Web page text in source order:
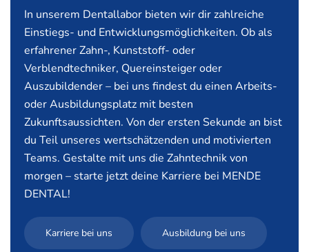
In unserem Dentallabor bieten wir dir zahlreiche
Einstiegs- und Entwicklungsmöglichkeiten. Ob als
erfahrener Zahn-, Kunststoff- oder
Verblendtechniker, Quereinsteiger oder
Auszubildender – bei uns findest du einen Arbeits-
oder Ausbildungsplatz mit besten
Zukunftsaussichten. Von der ersten Sekunde an bist
du Teil unseres wertschätzenden und motivierten
Teams. Gestalte mit uns die Zahntechnik von
morgen – starte jetzt deine Karriere bei MENDE
DENTAL!
Karriere bei uns Ausbildung bei uns